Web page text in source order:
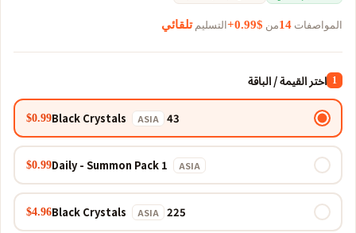
المواصفات 14من $0.99+ التسليمتلقائي
1 اختر القيمة / الباقة
43 Black Crystals
ASIA
$0.99
Daily - Summon Pack 1 ASIA
$0.99
225 Black Crystals
ASIA
$4.96